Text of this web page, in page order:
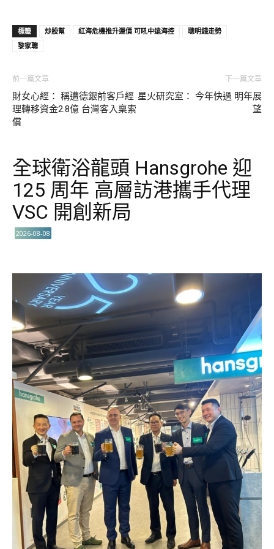
標籤 炒股幫 紅海危機推升運價 可吼中遠海控
聰明錢走勢
黎家聰
前一篇文章
財女心經： 稱遭德銀前客戶經
理轉移資金2.8億 台灣客入稟索
償
下一篇文章
星火研究室： 今年快過 明年展
望
全球衛浴龍頭 Hansgrohe 迎
125 周年 高層訪港攜手代理
VSC 開創新局
2026-08-08